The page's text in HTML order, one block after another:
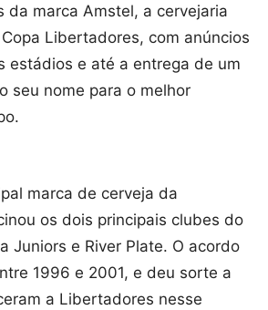
da marca Amstel, a cervejaria
Libertadores, com anúncios
estádios e até a entrega de um
seu nome para o melhor
marca de cerveja da
os dois principais clubes do
Juniors e River Plate. O acordo
1996 e 2001, e deu sorte a
a Libertadores nesse